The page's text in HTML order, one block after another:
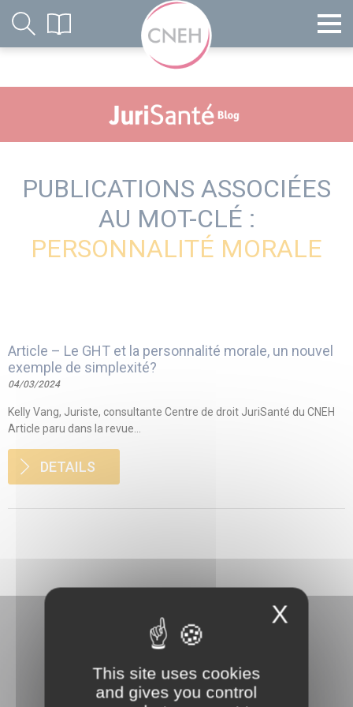
PUBLICATIONS ASSOCIÉES
AU MOT-CLÉ :
PERSONNALITÉ MORALE
Article – Le GHT et la personnalité morale, un nouvel
exemple de simplexité?
04/03/2024
Kelly Vang, Juriste, consultante Centre de droit JuriSanté du CNEH
Article paru dans la revue...
DETAILS
3 rue Danton
X
This site uses cookies
and gives you control